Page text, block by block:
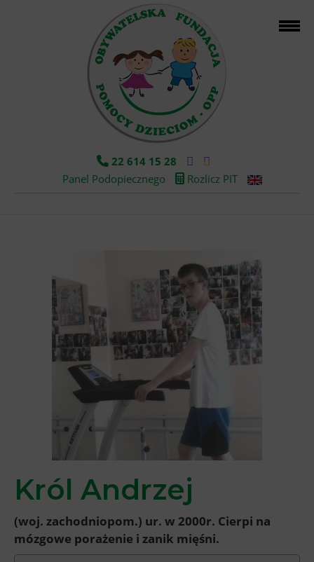
22 614 15 28
Panel Podopiecznego
Rozlicz PIT
Król Andrzej
(woj. zachodniopom.) ur. w 2000r. Cierpi na
mózgowe porażenie i zanik mięśni.